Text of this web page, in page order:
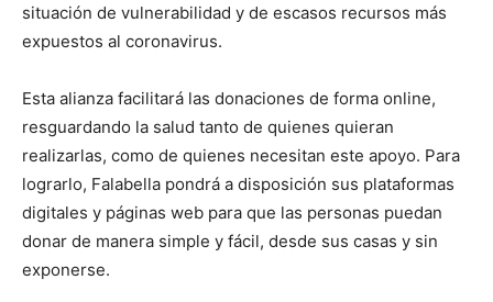
situación de vulnerabilidad y de escasos recursos más
expuestos al coronavirus.
Esta alianza facilitará las donaciones de forma online,
resguardando la salud tanto de quienes quieran
realizarlas, como de quienes necesitan este apoyo. Para
lograrlo, Falabella pondrá a disposición sus plataformas
digitales y páginas web para que las personas puedan
donar de manera simple y fácil, desde sus casas y sin
exponerse.